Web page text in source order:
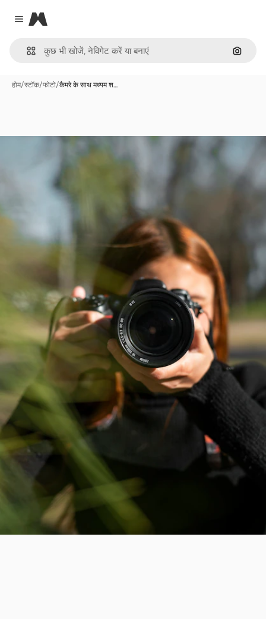
Close menu
Magnific
इमेज से
होम/स्टॉक/फोटो/कैमरे के साथ मध्यम श…